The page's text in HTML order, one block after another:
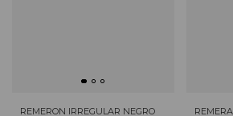
REMERON IRREGULAR NEGRO